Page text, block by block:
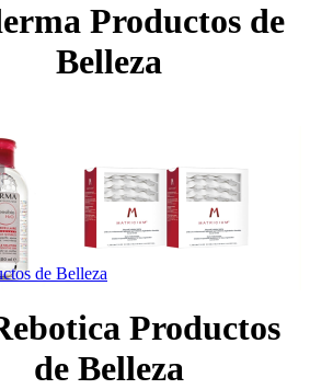
Productos de
Belleza
de Belleza
Productos
de Belleza